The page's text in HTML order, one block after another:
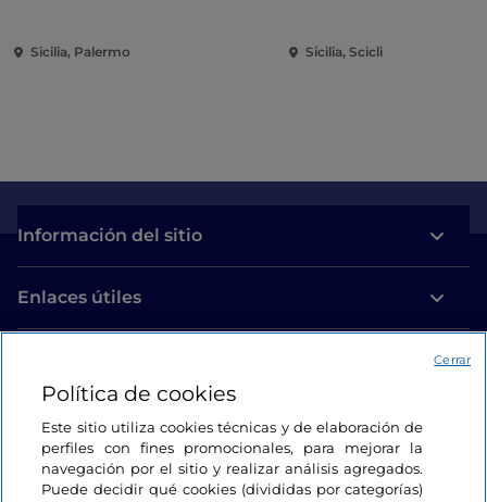
Sicilia, Palermo Sicilia, Scicli
Información del sitio
Enlaces útiles
Estamos en contacto
Política de cookies
Este sitio utiliza cookies técnicas y de elaboración de
perfiles con fines promocionales, para mejorar la
navegación por el sitio y realizar análisis agregados.
Puede decidir qué cookies (divididas por categorías)
Cerrar